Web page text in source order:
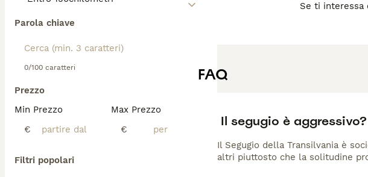
Parola chiave
0/100 caratteri
Prezzo
Min Prezzo
€
Max Prezzo
€
Filtri popolari
Se ti interessa
FAQ
Il segugio è aggressivo?
Il Segugio della Transilvania è
altri piuttosto che la solitudine